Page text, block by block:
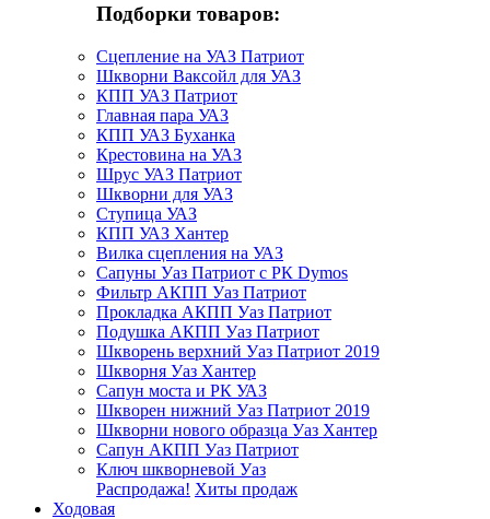
Подборки товаров:
Сцепление на УАЗ Патриот
Шкворни Ваксойл для УАЗ
КПП УАЗ Патриот
Главная пара УАЗ
КПП УАЗ Буханка
Крестовина на УАЗ
Шрус УАЗ Патриот
Шкворни для УАЗ
Ступица УАЗ
КПП УАЗ Хантер
Вилка сцепления на УАЗ
Сапуны Уаз Патриот с РК Dymos
Фильтр АКПП Уаз Патриот
Прокладка АКПП Уаз Патриот
Подушка АКПП Уаз Патриот
Шкворень верхний Уаз Патриот 2019
Шкворня Уаз Хантер
Сапун моста и РК УАЗ
Шкворен нижний Уаз Патриот 2019
Шкворни нового образца Уаз Хантер
Сапун АКПП Уаз Патриот
Ключ шкворневой Уаз
Распродажа! Хиты продаж
Ходовая